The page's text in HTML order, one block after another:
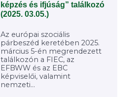
képzés és ifjúság” találkozó
(2025. 03.05.)
Az európai szociális
párbeszéd keretében 2025.
március 5-én megrendezett
találkozón a FIEC, az
EFBWW és az EBC
képviselői, valamint
nemzeti...